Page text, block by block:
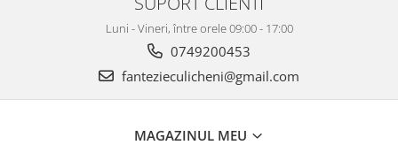
Luni - Vineri, între orele 09:00 - 17:00
0749200453
fantezieculicheni@gmail.com
MAGAZINUL MEU